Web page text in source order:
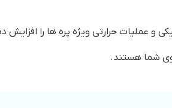
و عملیات حرارتی ویژه پره ها را افزایش